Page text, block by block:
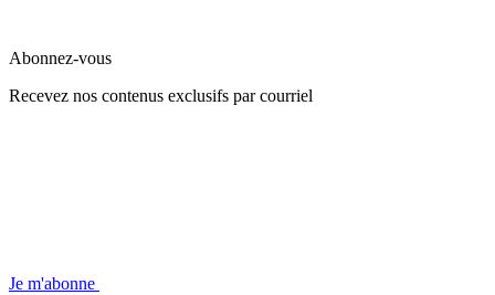
Abonnez-vous
Recevez nos contenus exclusifs par courriel
Je m'abonne